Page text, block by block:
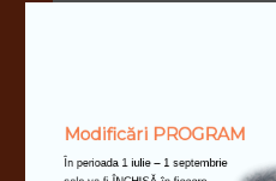
Espadrile ---
În perioada 1 iulie – 1 septembrie
Modificări PROGRAM